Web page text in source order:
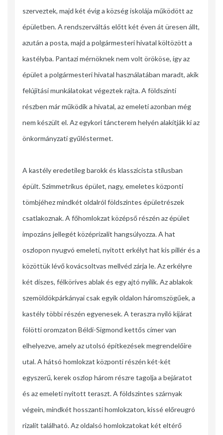
szerveztek, majd két évig a község iskolája működött az
épületben. A rendszerváltás előtt két éven át üresen állt,
azután a posta, majd a polgármesteri hivatal költözött a
kastélyba. Pantazi mérnöknek nem volt örököse, így az
épület a polgármesteri hivatal használatában maradt, akik
felújítási munkálatokat végeztek rajta. A földszinti
részben már működik a hivatal, az emeleti azonban még
nem készült el. Az egykori táncterem helyén alakítják ki az
önkormányzati gyűléstermet.
A kastély eredetileg barokk és klasszicista stílusban
épült. Szimmetrikus épület, nagy, emeletes központi
tömbjéhez mindkét oldalról földszintes épületrészek
csatlakoznak. A főhomlokzat középső részén az épület
impozáns jellegét középrizalit hangsúlyozza. A hat
oszlopon nyugvó emeleti, nyitott erkélyt hat kis pillér és a
közöttük lévő kovácsoltvas mellvéd zárja le. Az erkélyre
két díszes, félköríves ablak és egy ajtó nyílik. Az ablakok
szemöldökpárkányai csak egyik oldalon háromszögűek, a
kastély többi részén egyenesek. A teraszra nyíló kijárat
fölötti oromzaton Béldi-Sigmond kettős címer van
elhelyezve, amely az utolsó építkezések megrendelőire
utal. A hátsó homlokzat központi részén két-két
egyszerű, kerek oszlop három részre tagolja a bejáratot
és az emeleti nyitott teraszt. A földszintes szárnyak
végein, mindkét hosszanti homlokzaton, kissé előreugró
rizalit található. Az oldalsó homlokzatokat két eltérő